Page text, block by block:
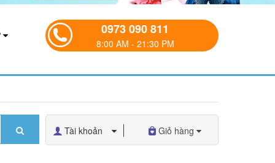
0973 090 811
8:00 AM - 21:30 PM
Tài khoản Giỏ hàng